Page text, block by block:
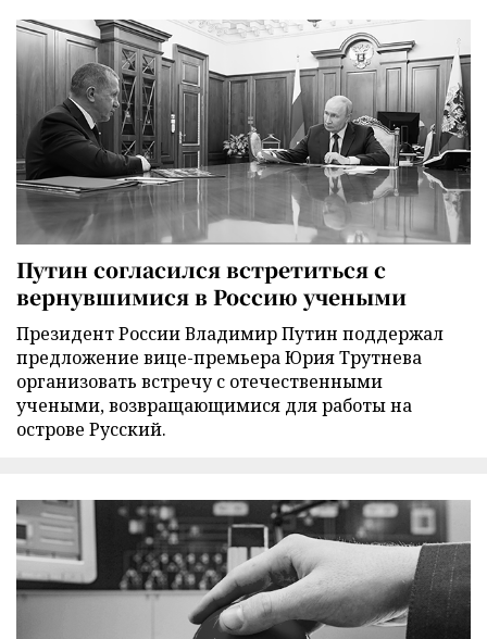
Путин согласился встретиться с
вернувшимися в Россию учеными
Президент России Владимир Путин поддержал
предложение вице-премьера Юрия Трутнева
организовать встречу с отечественными
учеными, возвращающимися для работы на
острове Русский.